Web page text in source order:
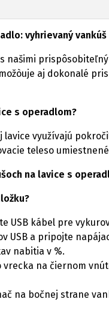
vyhrievaný
našimi
aj dokonalé
s operadlom?
lavice využívajú
teleso
na lavice s
USB kábel pre
USB a pripojte
nabitia v %.
vrecka na čiernom
na bočnej strane